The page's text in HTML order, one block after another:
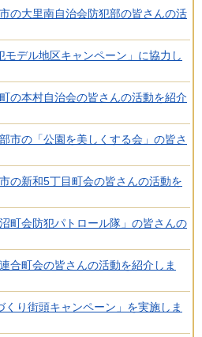
の大里南自治会防犯部の皆さんの活
モデル地区キャンペーン」に協力し
の本村自治会の皆さんの活動を紹介
市の「公園を美しくする会」の皆さ
の新和5丁目町会の皆さんの活動を
町会防犯パトロール隊」の皆さんの
合町会の皆さんの活動を紹介しま
くり街頭キャンペーン」を実施しま